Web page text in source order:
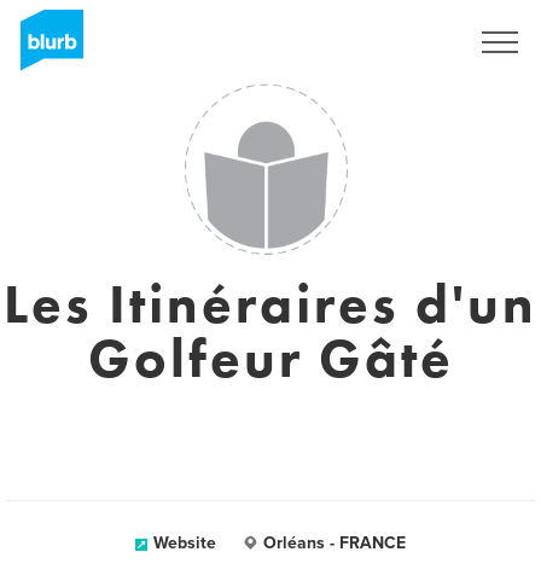
Les Itinéraires d'un
Golfeur Gâté
Website Orléans - FRANCE